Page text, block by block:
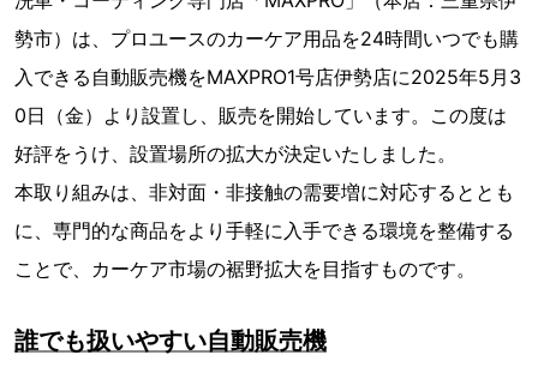
勢市）は、プロユースのカーケア用品を24時間いつでも購
入できる自動販売機をMAXPRO1号店伊勢店に2025年5月3
0日（金）より設置し、販売を開始しています。この度は
好評をうけ、設置場所の拡大が決定いたしました。
本取り組みは、非対面・非接触の需要増に対応するととも
に、専門的な商品をより手軽に入手できる環境を整備する
ことで、カーケア市場の裾野拡大を目指すものです。
誰でも扱いやすい自動販売機